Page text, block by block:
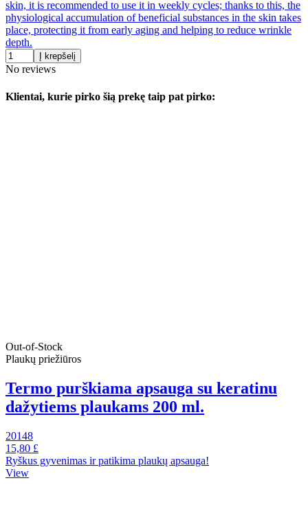
skin, it is recommended to use it in weekly cycles; thanks to this, the
physiological accumulation of beneficial substances in the skin takes
place, protecting it from early aging and helping to reduce wrinkle
depth.
Į krepšelį
No reviews
Klientai, kurie pirko šią prekę taip pat pirko:
Out-of-Stock
Plaukų priežiūros
Termo purškiama apsauga su keratinu
dažytiems plaukams 200 ml.
20148
15,80 £
Ryškus gyvenimas ir patikima plaukų apsauga!
View